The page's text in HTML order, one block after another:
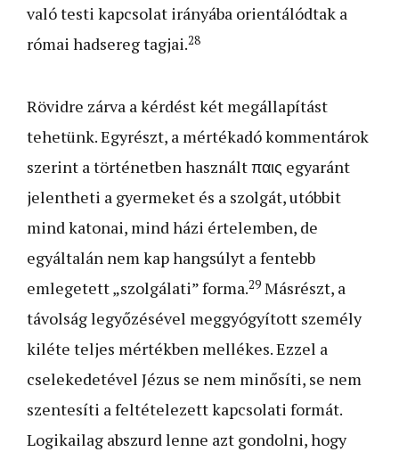
való testi kapcsolat irányába orientálódtak a
római hadsereg tagjai.28
Rövidre zárva a kérdést két megállapítást
tehetünk. Egyrészt, a mértékadó kommentárok
szerint a történetben használt παις egyaránt
jelentheti a gyermeket és a szolgát, utóbbit
mind katonai, mind házi értelemben, de
egyáltalán nem kap hangsúlyt a fentebb
emlegetett „szolgálati” forma.29 Másrészt, a
távolság legyőzésével meggyógyított személy
kiléte teljes mértékben mellékes. Ezzel a
cselekedetével Jézus se nem minősíti, se nem
szentesíti a feltételezett kapcsolati formát.
Logikailag abszurd lenne azt gondolni, hogy